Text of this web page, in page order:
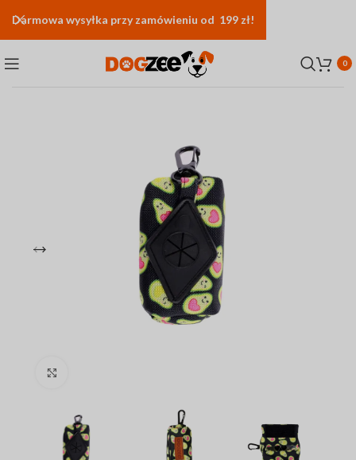
0
Darmowa wysyłka przy zamówieniu od 199 zł!